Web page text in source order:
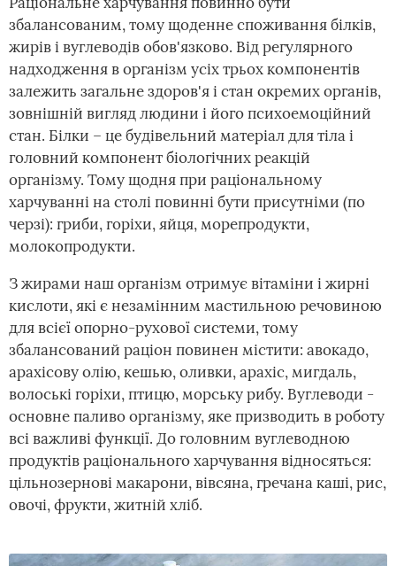
збалансованим, тому щоденне споживання білків,
жирів і вуглеводів обов'язково. Від регулярного
надходження в організм усіх трьох компонентів
залежить загальне здоров'я і стан окремих органів,
зовнішній вигляд людини і його психоемоційний
стан. Білки – це будівельний матеріал для тіла і
головний компонент біологічних реакцій
організму. Тому щодня при раціональному
харчуванні на столі повинні бути присутніми (по
черзі): гриби, горіхи, яйця, морепродукти,
молокопродукти.
З жирами наш організм отримує вітаміни і жирні
кислоти, які є незамінним мастильною речовиною
для всієї опорно-рухової системи, тому
збалансований раціон повинен містити: авокадо,
арахісову олію, кешью, оливки, арахіс, мигдаль,
волоські горіхи, птицю, морську рибу. Вуглеводи -
основне паливо організму, яке призводить в роботу
всі важливі функції. До головним вуглеводною
продуктів раціонального харчування відносяться:
цільнозернові макарони, вівсяна, гречана каші, рис,
овочі, фрукти, житній хліб.